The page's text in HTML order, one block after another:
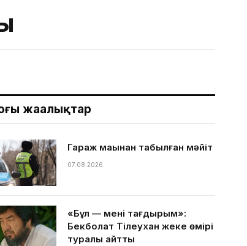
жаңалықтар
Гараж маңынан табылған мәйіт
07.08.2026
«Бұл — менің тағдырым»:
Бекболат Тілеухан жеке өмірі
туралы айтты